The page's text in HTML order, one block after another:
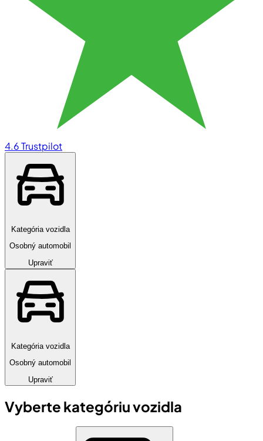
4.6Trustpilot
Kategória vozidla
Osobný automobil
Upraviť
Kategória vozidla
Osobný automobil
Upraviť
Vyberte kategóriu vozidla